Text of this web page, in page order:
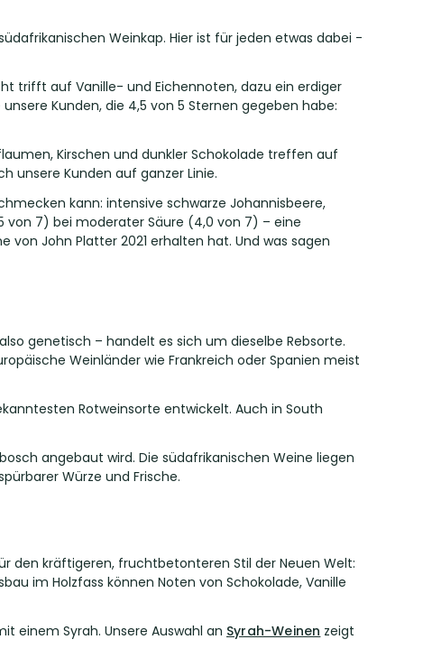
Weinkap. Hier ist für jeden etwas dabei -
trifft auf Vanille- und Eichennoten, dazu ein erdiger
Kunden, die 4,5 von 5 Sternen gegeben habe:
Kirschen und dunkler Schokolade treffen auf
unsere Kunden auf ganzer Linie.
kann: intensive schwarze Johannisbeere,
von 7) bei moderater Säure (4,0 von 7) – eine
John Platter 2021 erhalten hat. Und was sagen
genetisch – handelt es sich um dieselbe Rebsorte.
Weinländer wie Frankreich oder Spanien meist
Rotweinsorte entwickelt. Auch in South
angebaut wird. Die südafrikanischen Weine liegen
Würze und Frische.
den kräftigeren, fruchtbetonteren Stil der Neuen Welt:
im Holzfass können Noten von Schokolade, Vanille
einem Syrah. Unsere Auswahl an Syrah-Weinen zeigt